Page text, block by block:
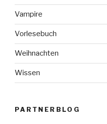
Vampire
Vorlesebuch
Weihnachten
Wissen
PARTNERBLOG